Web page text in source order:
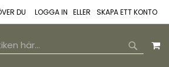
DU LOGGA IN SKAPA ETT KONTO